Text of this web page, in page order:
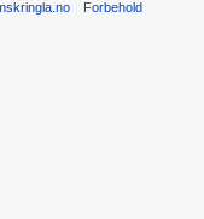
Forbehold